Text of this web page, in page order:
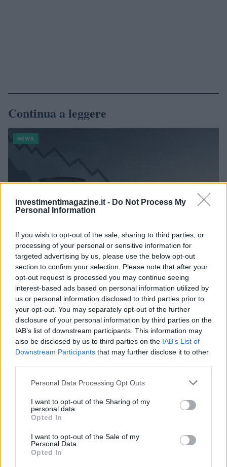
investimentimagazine.it - Do Not Process My
Personal Information
If you wish to opt-out of the sale, sharing to third parties, or
processing of your personal or sensitive information for
targeted advertising by us, please use the below opt-out
section to confirm your selection. Please note that after your
opt-out request is processed you may continue seeing
interest-based ads based on personal information utilized by
us or personal information disclosed to third parties prior to
your opt-out. You may separately opt-out of the further
disclosure of your personal information by third parties on the
IAB’s list of downstream participants. This information may
also be disclosed by us to third parties on the IAB’s List of
Downstream Participants that may further disclose it to other
Please note that this website/app uses one or more Google
not limited to your visit or usage behaviour. You may click to
grant or deny consent to Google and its third-party tags to
use your data for below specified purposes in below Google
consent section.
Personal Data Processing Opt Outs
I want to opt-out of the Sharing of my
personal data.
Opted In
I want to opt-out of the Sale of my
Personal Data.
Opted In
Continua a leggere
NEWS
Petrolio in calo, Brent a 88.9 USD dopo un ribasso del 8.3%
Andrea Innocenti · 7 Ago 2026
NEWS
Petrolio in calo: Brent a 88.9 dollari, ribassi diffusi tra le